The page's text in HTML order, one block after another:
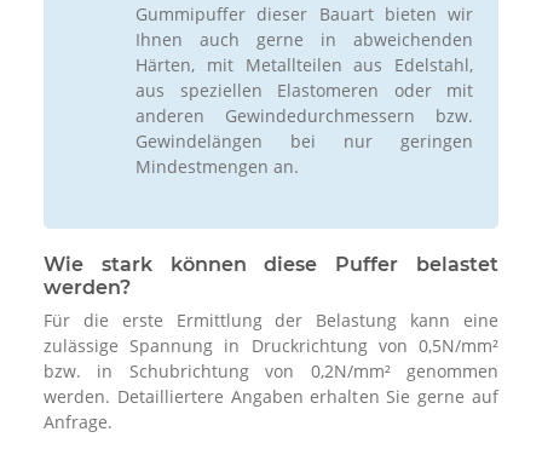
Gummipuffer dieser Bauart bieten wir
Ihnen auch gerne in abweichenden
Härten, mit Metallteilen aus Edelstahl,
aus speziellen Elastomeren oder mit
anderen Gewindedurchmessern bzw.
Gewindelängen bei nur geringen
Mindestmengen an.
Wie stark können diese Puffer belastet
werden?
Für die erste Ermittlung der Belastung kann eine
zulässige Spannung in Druckrichtung von 0,5N/mm²
bzw. in Schubrichtung von 0,2N/mm² genommen
werden. Detailliertere Angaben erhalten Sie gerne auf
Anfrage.